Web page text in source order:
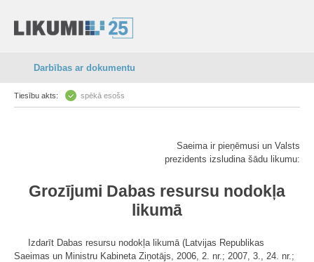
Darbības ar dokumentu
Tiesību akts: spēkā esošs
Saeima ir pieņēmusi un Valsts
prezidents izsludina šādu likumu:
Grozījumi Dabas resursu nodokļa
likumā
Izdarīt Dabas resursu nodokļa likumā (Latvijas Republikas
Saeimas un Ministru Kabineta Ziņotājs, 2006, 2. nr.; 2007, 3., 24. nr.;